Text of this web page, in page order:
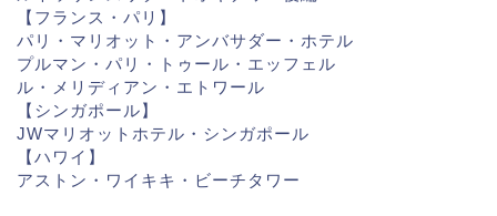
【フランス・パリ】
パリ・マリオット・アンバサダー・ホテル
プルマン・パリ・トゥール・エッフェル
ル・メリディアン・エトワール
【シンガポール】
JWマリオットホテル・シンガポール
【ハワイ】
アストン・ワイキキ・ビーチタ ワー